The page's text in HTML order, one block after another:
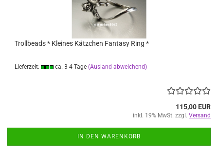
Trollbeads * Kleines Kätzchen Fantasy Ring *
Lieferzeit: ca. 3-4 Tage (Ausland abweichend)
115,00 EUR
inkl. 19% MwSt. zzgl. Versand
IN DEN WARENKORB